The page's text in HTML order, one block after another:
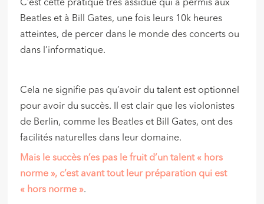
C’est cette pratique très assidue qui a permis aux
Beatles et à Bill Gates, une fois leurs 10k heures
atteintes, de percer dans le monde des concerts ou
dans l’informatique.
Cela ne signifie pas qu’avoir du talent est optionnel
pour avoir du succès. Il est clair que les violonistes
de Berlin, comme les Beatles et Bill Gates, ont des
facilités naturelles dans leur domaine.
Mais le succès n’es pas le fruit d’un talent « hors
norme », c’est avant tout leur préparation qui est
« hors norme ».